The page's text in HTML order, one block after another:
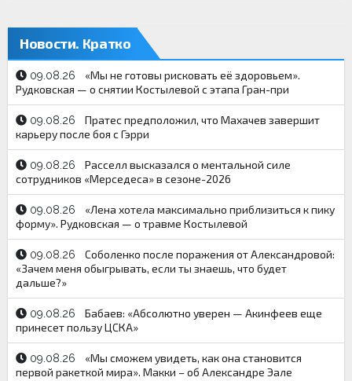
Новости. Кратко
09.08.26
«Мы не готовы рисковать её здоровьем».
Рудковская — о снятии Костылевой с этапа Гран-при
09.08.26
Пратес предположил, что Махачев завершит
карьеру после боя с Гэрри
09.08.26
Расселл высказался о ментальной силе
сотрудников «Мерседеса» в сезоне-2026
09.08.26
«Лена хотела максимально приблизиться к пику
форму». Рудковская — о травме Костылевой
09.08.26
Соболенко после поражения от Александровой:
«Зачем меня обыгрывать, если ты знаешь, что будет
дальше?»
09.08.26
Бабаев: «Абсолютно уверен — Акинфеев еще
принесет пользу ЦСКА»
09.08.26
«Мы сможем увидеть, как она становится
первой ракеткой мира». Макки – об Александре Эале